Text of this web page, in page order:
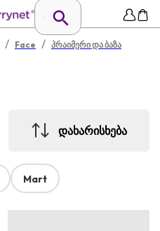
/ Face / პრაიმერი და ბაზა
ᲓᲐᲮᲐᲠᲘᲡᲮᲔᲑᲐ
Mart